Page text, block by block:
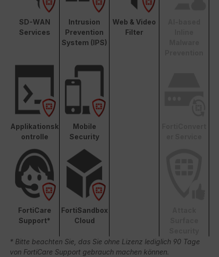
SD-WAN
Services
Intrusion
Prevention
System (IPS)
Web & Video
Filter
Applikationsk
ontrolle
Mobile
Security
FortiCare
Support*
FortiSandbox
Cloud
* Bitte beachten Sie, das Sie ohne Lizenz lediglich 90 Tage
von FortiCare Support gebrauch machen können.